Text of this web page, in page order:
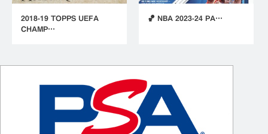
2018-19 TOPPS UEFA
CHAMP…
🏀 NBA 2023-24 PA…